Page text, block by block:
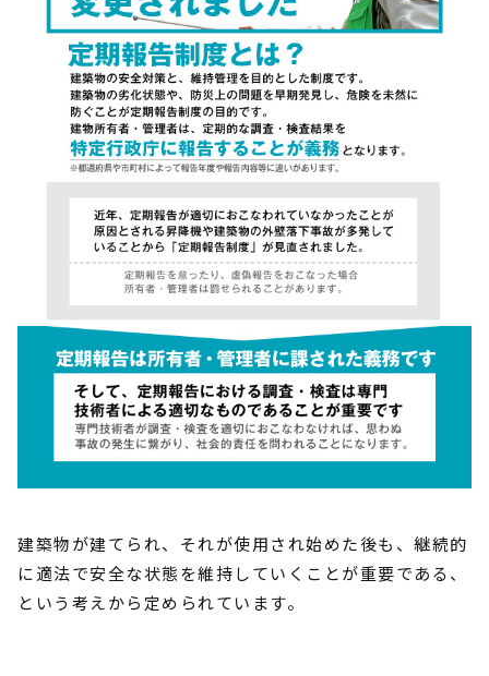
建築物が建てられ、それが使用され始めた後も、継続的
に適法で安全な状態を維持していくことが重要である、
という考えから定められています。